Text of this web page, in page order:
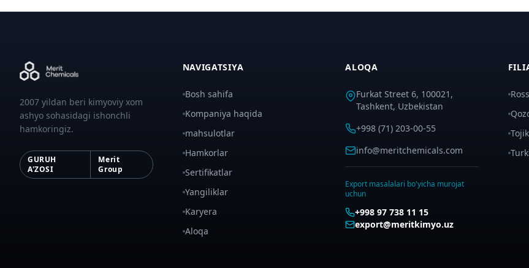
2007 yildan beri kimyoviy xom
ashyo sohasidagi ishonchli
hamkoringiz.
GURUH
A'ZOSI
Merit
Group
NAVIGATSIYA
Bosh sahifa
Kompaniya haqida
mahsulotlar
Hamkorlar
Sertifikatlar
Yangiliklar
Karyera
Aloqa
ALOQA
Furkat Street 6, 100021,
Tashkent, Uzbekistan
+998 (71) 203-00-55
info@meritchemicals.com
Export masalalari bo'yicha murojat
uchun
+998 97 738 11 15
export@meritkimyo.uz